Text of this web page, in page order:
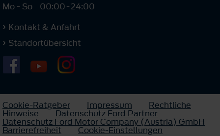
Mo - So
00:00-24:00
Kontakt & Anfahrt
Standortübersicht
Cookie-Ratgeber Impressum Rechtliche
Hinweise Datenschutz Ford Partner
Datenschutz Ford Motor Company (Austria) GmbH
Barrierefreiheit
Cookie-Einstellungen